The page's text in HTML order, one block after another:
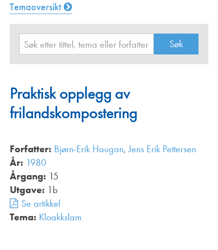
Temaoversikt
Praktisk opplegg av
frilandskompostering
Forfatter: Bjørn-Erik Haugan,Jens Erik Pettersen
År: 1980
Årgang: 15
Utgave: 1b
Se artikkel
Tema: Kloakkslam